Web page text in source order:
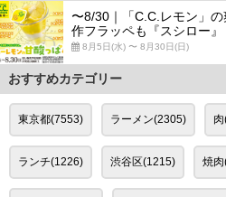
〜8/30｜「C.C.レモン」
作フラッペも『スシロー』
8月5日(水) 〜 8月30日(日)
おすすめカテゴリー
東京都(7553) ラーメン(2305)
ランチ(1226) 渋谷区(1215) 焼